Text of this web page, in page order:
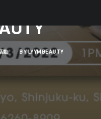
動 BYLYYMBEAUTY